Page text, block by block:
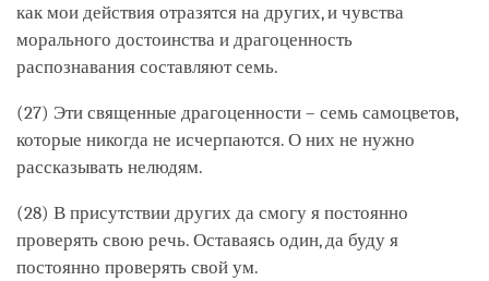
как мои действия отразятся на других, и чувства
морального достоинства и драгоценность
распознавания составляют семь.
(27) Эти священные драгоценности – семь самоцветов,
которые никогда не исчерпаются. О них не нужно
рассказывать нелюдям.
(28) В присутствии других да смогу я постоянно
проверять свою речь. Оставаясь один, да буду я
постоянно проверять свой ум.